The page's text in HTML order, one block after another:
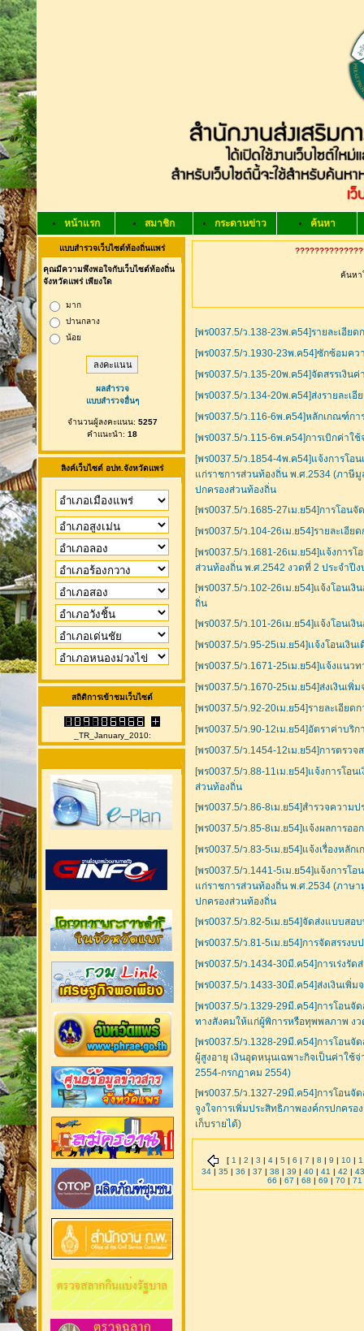
หน้าแรก สมาชิก กระดานข่าว ค้นหา
แบบสำรวจเว็บไซต์ท้องถิ่นแพร่
คุณมีความพึงพอใจกับเว็บไซต์ท้องถิ่น
จังหวัดแพร่ เพียงใด
มาก
ปานกลาง
น้อย
ผลสำรวจ
แบบสำรวจอื่นๆ
จำนวนผู้ลงคะแนน: 5257
คำแนะนำ: 18
ลิงค์เว็บไซต์ อปท.จังหวัดแพร่
สถิติการเข้าชมเว็บไซต์
_TR_January_2010:
ค้นหา
[พร0037.5/ว.138-23พ.ค54]รายละเอีย
[พร0037.5/ว.1930-23พ.ค54]ซักซ้อมค
[พร0037.5/ว.135-20พ.ค54]จัดสรรเงิ
[พร0037.5/ว.134-20พ.ค54]ส่งรายละเ
[พร0037.5/ว.116-6พ.ค54]หลักเกณฑ์ก
[พร0037.5/ว.115-6พ.ค54]การเบิกค่าใ
[พร0037.5/ว.1854-4พ.ค54]แจ้งการโอ
แก่ราชการส่วนท้องถิ่น พ.ศ.2534 (ภาษี
ปกครองส่วนท้องถิ่น
[พร0037.5/ว.1685-27เม.ย54]การโอน
[พร0037.5/ว.104-26เม.ย54]รายละเอี
[พร0037.5/ว.1681-26เม.ย54]แจ้งกา
ส่วนท้องถิ่น พ.ศ.2542 งวดที่ 2 ประจำปี
[พร0037.5/ว.102-26เม.ย54]แจ้งโอน
ถิ่น
[พร0037.5/ว.101-26เม.ย54]แจ้งโอนเ
[พร0037.5/ว.95-25เม.ย54]เเจ้งโอนเ
[พร0037.5/ว.1671-25เม.ย54]แจ้งแน
[พร0037.5/ว.1670-25เม.ย54]ส่งเงินเ
[พร0037.5/ว.92-20เม.ย54]รายละเอีย
[พร0037.5/ว.90-12เม.ย54]อัตราค่าบ
[พร0037.5/ว.1454-12เม.ย54]การตรว
[พร0037.5/ว.88-11เม.ย54]แจ้งการโอ
ส่วนท้องถิ่น
[พร0037.5/ว.86-8เม.ย54]สำรวจความ
[พร0037.5/ว.85-8เม.ย54]แจ้งผลการอ
[พร0037.5/ว.83-5เม.ย54]แจ้งเรื่องหลั
[พร0037.5/ว.1441-5เม.ย54]แจ้งการโ
แก่ราชการส่วนท้องถิ่น พ.ศ.2534 (ภาษ
ปกครองส่วนท้องถิ่น
[พร0037.5/ว.82-5เม.ย54]จัดส่งแบบส
[พร0037.5/ว.81-5เม.ย54]การจัดสรรง
[พร0037.5/ว.1434-30มี.ค54]การเร่ง
[พร0037.5/ว.1433-30มี.ค54]ส่งเงินเพิ่
[พร0037.5/ว.1329-29มี.ค54]การโอนจั
ทางสังคมให้แก่ผู้พิการหรือทุพพลภาพ ง
[พร0037.5/ว.1328-29มี.ค54]การโอน
ผู้สูงอายุ เงินอุดหนุนเฉพาะกิจเป็นค่าใช้
2554-กรกฏาคม 2554)
[พร0037.5/ว.1327-29มี.ค54]การโอนจั
จูงใจการเพิ่มประสิทธิภาพองค์กรปกคร
เก็บรายได้)
[ 1 | 2 | 3 | 4| 5| 6 | 7 | 8 | 9 | 10|
34 | 35 | 36 | 37 | 38 | 39 | 40 | 41 | 42 | 43
66 | 67 | 68 | 69 | 70| 71